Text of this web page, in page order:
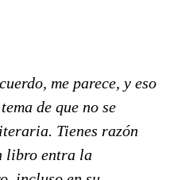
me parece, y eso
de que no se
Tienes razón
libro entra la